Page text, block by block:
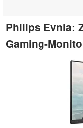
Philips Evnia:
Gaming-